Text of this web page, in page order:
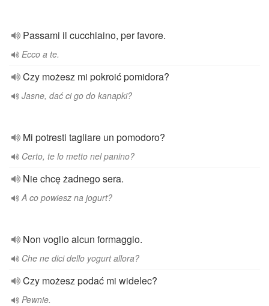
Passami il cucchiaino, per favore.
Ecco a te.
Czy możesz mi pokroić pomidora?
Jasne, dać ci go do kanapki?
Mi potresti tagliare un pomodoro?
Certo, te lo metto nel panino?
Nie chcę żadnego sera.
A co powiesz na jogurt?
Non voglio alcun formaggio.
Che ne dici dello yogurt allora?
Czy możesz podać mi widelec?
Pewnie.